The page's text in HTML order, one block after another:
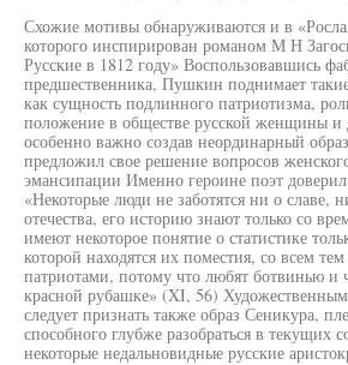
Схожие мотивы обнаруживаются и в
которого инспирирован романом М Н
Русские в 1812 году» Воспользовавшись
предшественника, Пушкин поднимает
как сущность подлинного патриотизма,
положение в обществе русской женщины и
особенно важно создав неординарный
предложил свое решение вопросов
эмансипации Именно героине поэт
«Некоторые люди не заботятся ни о славе,
отечества, его историю знают только со
имеют некоторое понятие о статистике
которой находятся их поместия, со всем
патриотами, потому что любят ботвинью и
красной рубашке» (XI, 56)
следует признать также образ Сеникура,
способного глубже разобраться в текущих
некоторые недальновидные русские